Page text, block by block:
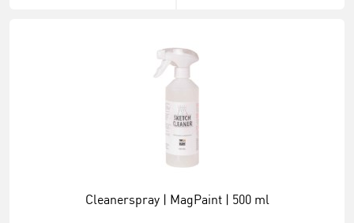
Cleanerspray | MagPaint | 500 ml